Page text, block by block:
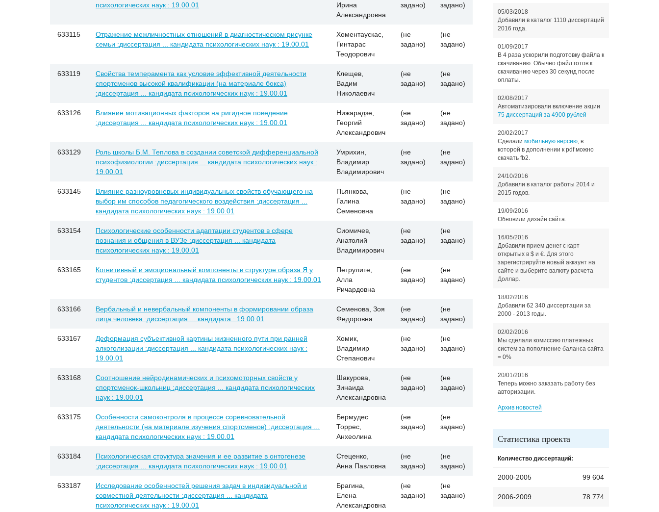
психологических наук : 19.00.01
Ирина
Александровна
задано)
задано)
633115
Отражение межличностных отношений в диагностическом рисунке
семьи :диссертация ... кандидата психологических наук : 19.00.01
Хоментаускас,
Гинтарас
Теодорович
(не
задано)
(не
задано)
633119
Свойства темперамента как условие эффективной деятельности
спортсменов высокой квалификации (на материале бокса)
:диссертация ... кандидата психологических наук : 19.00.01
Клещев,
Вадим
Николаевич
(не
задано)
(не
задано)
633126
Влияние мотивационных факторов на ригидное поведение
:диссертация ... кандидата психологических наук : 19.00.01
Нижарадзе,
Георгий
Александрович
(не
задано)
(не
задано)
633129
Роль школы Б.М. Теплова в создании советской дифференциальной
психофизиологии :диссертация ... кандидата психологических наук :
19.00.01
Умрихин,
Владимир
Владимирович
(не
задано)
(не
задано)
633145
Влияние разноуровневых индивидуальных свойств обучающего на
выбор им способов педагогического воздействия :диссертация ...
кандидата психологических наук : 19.00.01
Пьянкова,
Галина
Семеновна
(не
задано)
(не
задано)
633154
Психологические особенности адаптации студентов в сфере
познания и общения в ВУЗе :диссертация ... кандидата
психологических наук : 19.00.01
Сиомичев,
Анатолий
Владимирович
(не
задано)
(не
задано)
633165
Когнитивный и эмоциональный компоненты в структуре образа Я у
студентов :диссертация ... кандидата психологических наук : 19.00.01
Петрулите,
Алла
Ричардовна
(не
задано)
(не
задано)
633166
Вербальный и невербальный компоненты в формировании образа
лица человека :диссертация ... кандидата : 19.00.01
Семенова, Зоя
Федоровна
(не
задано)
(не
задано)
633167
Деформация субъективной картины жизненного пути при ранней
алкоголизации :диссертация ... кандидата психологических наук :
19.00.01
Хомик,
Владимир
Степанович
(не
задано)
(не
задано)
633168
Соотношение нейродинамических и психомоторных свойств у
спортсменок-школьниц :диссертация ... кандидата психологических
наук : 19.00.01
Шакурова,
Зинаида
Александровна
(не
задано)
(не
задано)
633175
Особенности самоконтроля в процессе соревновательной
деятельности (на материале изучения спортсменов) :диссертация ...
кандидата психологических наук : 19.00.01
Бермудес
Торрес,
Анхеолина
(не
задано)
(не
задано)
633184
Психологическая структура значения и ее развитие в онтогенезе
:диссертация ... кандидата психологических наук : 19.00.01
Стеценко,
Анна Павловна
(не
задано)
(не
задано)
633187
Исследование особенностей решения задач в индивидуальной и
совместной деятельности :диссертация ... кандидата
психологических наук : 19.00.01
Брагина,
Елена
Александровна
(не
задано)
(не
задано)
05/03/2018
Добавили в каталог 1110 диссертаций
2016 года.
01/09/2017
В 4 раза ускорили подготовку файла к
скачиванию. Обычно файл готов к
скачиванию через 30 секунд после
оплаты.
02/08/2017
Автоматизировали включение акции
75 диссертаций за 4900 рублей
20/02/2017
Сделали мобильную версию, в
которой в дополнении к pdf можно
скачать fb2.
24/10/2016
Добавили в каталог работы 2014 и
2015 годов.
19/09/2016
Обновили дизайн сайта.
16/05/2016
Добавили прием денег с карт
открытых в $ и €. Для этого
зарегистрируйте новый аккаунт на
сайте и выберите валюту расчета
Доллар.
18/02/2016
Добавили 62 340 диссертации за
2000 - 2013 годы.
02/02/2016
Мы сделали комиссию платежных
систем за пополнение баланса сайта
= 0%
20/01/2016
Теперь можно заказать работу без
авторизации.
Архив новостей
Статистика проекта
Количество диссертаций:
2000-2005 99 604
2006-2009 78 774